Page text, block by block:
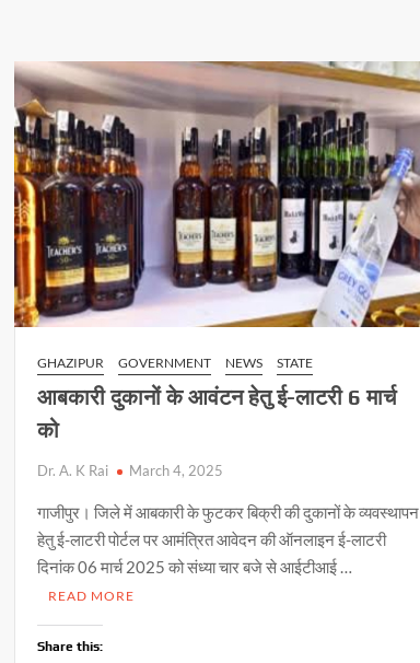
GHAZIPUR GOVERNMENT NEWS STATE
आबकारी दुकानों के आवंटन हेतु ई-लाटरी 6 मार्च
को
Dr. A. K Rai March 4, 2025
गाजीपुर। जिले में आबकारी के फुटकर बिक्री की दुकानों के व्यवस्थापन
हेतु ई-लाटरी पोर्टल पर आमंत्रित आवेदन की ऑनलाइन ई-लाटरी
दिनांक 06 मार्च 2025 को संध्या चार बजे से आईटीआई …
READ MORE
Share this: